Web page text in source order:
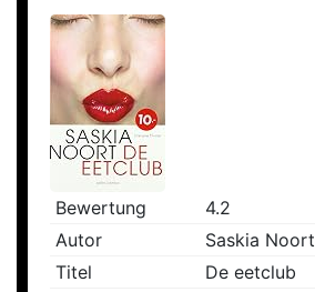
Bewertung
4.2
Autor
Saskia Noort
Titel
De eetclub